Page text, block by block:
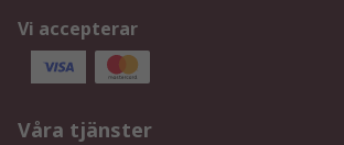
Vi accepterar
Våra tjänster